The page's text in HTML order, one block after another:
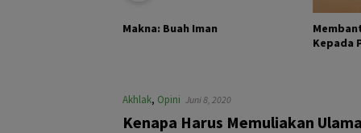
Makna: Buah Iman
Kepada
Akhlak, Opini Juni 8, 2020
Kenapa Harus Memuliakan